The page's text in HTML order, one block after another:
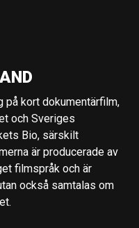
på kort dokumentärfilm,
och Sveriges
Bio, särskilt
är producerade av
filmspråk och är
också samtalas om